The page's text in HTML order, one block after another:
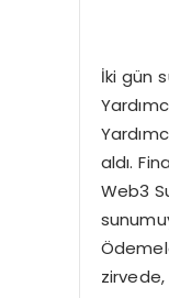
İki gün
aldı.
Web3
zirvede,